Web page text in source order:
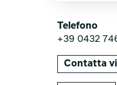
Telefono
+39 0432
Contatta